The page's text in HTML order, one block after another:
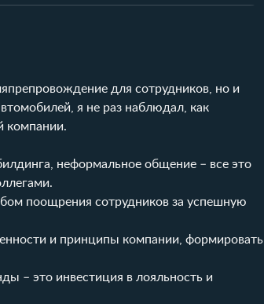
для сотрудников, но и
я не раз наблюдал, как
компании.
неформальное общение – все это
поощрения сотрудников за успешную
и принципы компании, формировать
– это инвестиция в лояльность и